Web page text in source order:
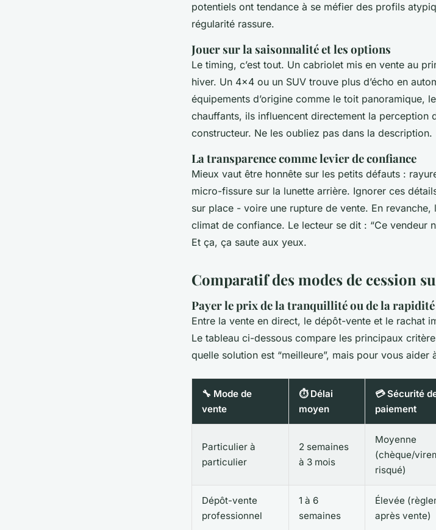
potentiels ont tendance à se méfier des profils
régularité rassure.
Jouer sur la saisonnalité et les options
Le timing, c’est tout. Un cabriolet mis en vente au
hiver. Un 4x4 ou un SUV trouve plus d’écho en
équipements d’origine comme le toit panoramique,
chauffants, ils influencent directement la perception
constructeur. Ne les oubliez pas dans la description.
La transparence comme levier de confiance
Mieux vaut être honnête sur les petits défauts :
micro-fissure sur la lunette arrière. Ignorer ces
sur place - voire une rupture de vente. En revanche,
climat de confiance. Le lecteur se dit : “Ce vendeur
Et ça, ça saute aux yeux.
Comparatif des modes de cession
Payer le prix de la tranquillité ou de la rapidité
Entre la vente en direct, le dépôt-vente et le rachat
Le tableau ci-dessous compare les principaux
quelle solution est “meilleure”, mais pour vous
🔧 Mode de
vente
⏱️ Délai
moyen
💳 Sécurité
paiement
Particulier à
particulier
2 semaines
à 3 mois
Moyenne
(chèque/
risqué)
Dépôt-vente
professionnel
1 à 6
semaines
Élevée
après vente)